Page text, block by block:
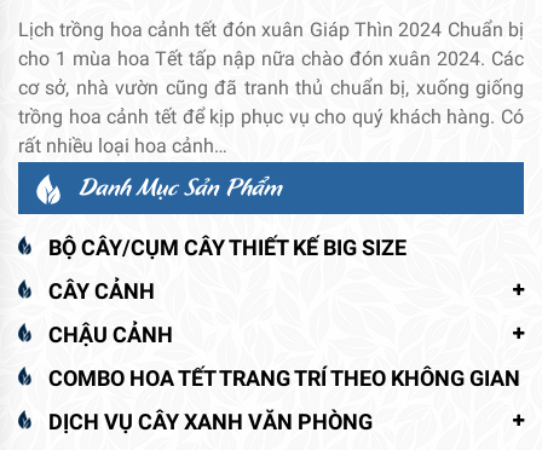
Lịch trồng hoa cảnh tết đón xuân Giáp Thìn 2024 Chuẩn bị
cho 1 mùa hoa Tết tấp nập nữa chào đón xuân 2024. Các
cơ sở, nhà vườn cũng đã tranh thủ chuẩn bị, xuống giống
trồng hoa cảnh tết để kịp phục vụ cho quý khách hàng. Có
rất nhiều loại hoa cảnh…
Danh Mục Sản Phẩm
BỘ CÂY/CỤM CÂY THIẾT KẾ BIG SIZE
CÂY CẢNH
CHẬU CẢNH
COMBO HOA TẾT TRANG TRÍ THEO KHÔNG GIAN
DỊCH VỤ CÂY XANH VĂN PHÒNG